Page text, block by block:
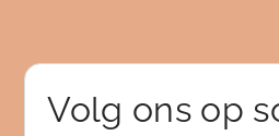
Volg ons op